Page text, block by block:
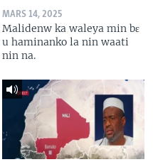
MARS 14, 2025
Malidenw ka waleya min bɛ
u haminanko la nin waati
nin na.